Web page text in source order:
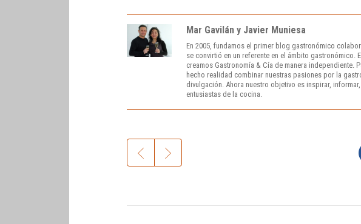
Mar Gavilán y Javier Muniesa
En 2005, fundamos el primer blog gastronómico
se convirtió en un referente en el ámbito gastronómico.
creamos Gastronomía & Cía de manera independiente.
hecho realidad combinar nuestras pasiones por la
divulgación. Ahora nuestro objetivo es inspirar,
entusiastas de la cocina.